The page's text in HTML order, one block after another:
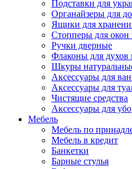
Подставки для
Органайзеры для
Ящики для
Стопперы для окон
Ручки дверные
Флаконы для
Шкуры
Аксессуары для
Аксессуары для
Чистящие средства
Аксессуары для
Мебель
Мебель по
Мебель в кредит
Банкетки
Барные стулья